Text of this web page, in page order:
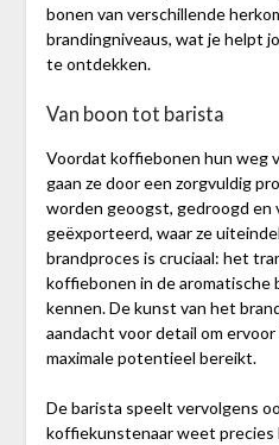
bonen van verschillende
brandingniveaus, wat je helpt
te ontdekken.
Van boon tot barista
Voordat koffiebonen hun weg
gaan ze door een zorgvuldig
worden geoogst, gedroogd en
geëxporteerd, waar ze
brandproces is cruciaal: het
koffiebonen in de aromatische
kennen. De kunst van het
aandacht voor detail om
maximale potentieel bereikt.
De barista speelt vervolgens
koffiekunstenaar weet precies